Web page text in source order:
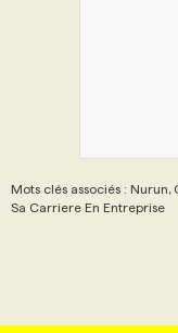
Mots clés associés :
Sa Carriere En Entreprise